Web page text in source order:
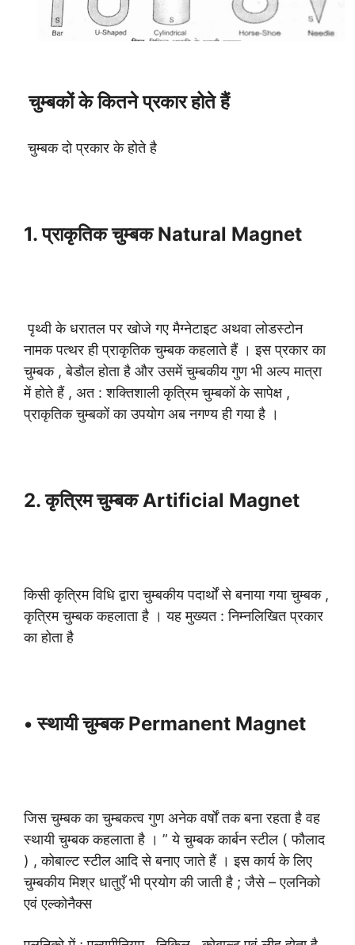
चुम्बकों के कितने प्रकार होते हैं
चुम्बक दो प्रकार के होते है
1. प्राकृतिक चुम्बक Natural Magnet
पृथ्वी के धरातल पर खोजे गए मैग्नेटाइट अथवा लोडस्टोन
नामक पत्थर ही प्राकृतिक चुम्बक कहलाते हैं । इस प्रकार का
चुम्बक , बेडौल होता है और उसमें चुम्बकीय गुण भी अल्प मात्रा
में होते हैं , अत : शक्तिशाली कृत्रिम चुम्बकों के सापेक्ष ,
प्राकृतिक चुम्बकों का उपयोग अब नगण्य ही गया है ।
2. कृत्रिम चुम्बक Artificial Magnet
किसी कृत्रिम विधि द्वारा चुम्बकीय पदार्थों से बनाया गया चुम्बक ,
कृत्रिम चुम्बक कहलाता है । यह मुख्यत : निम्नलिखित प्रकार
का होता है
• स्थायी चुम्बक Permanent Magnet
जिस चुम्बक का चुम्बकत्व गुण अनेक वर्षों तक बना रहता है वह
स्थायी चुम्बक कहलाता है । ” ये चुम्बक कार्बन स्टील ( फौलाद
) , कोबाल्ट स्टील आदि से बनाए जाते हैं । इस कार्य के लिए
चुम्बकीय मिश्र धातुएँ भी प्रयोग की जाती है ; जैसे – एलनिको
एवं एल्कोनैक्स